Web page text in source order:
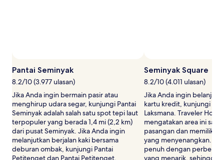
tambahan
mungkin
berlaku.
Pantai Seminyak
8.2/10 (3.977 ulasan)
Jika Anda ingin bermain pasir atau
menghirup udara segar, kunjungi Pantai
Seminyak adalah salah satu spot tepi laut
terpopuler yang berada 1,4 mi (2,2 km)
dari pusat Seminyak. Jika Anda ingin
melanjutkan berjalan kaki bersama
deburan ombak, kunjungi Pantai
Petitenget dan Pantai Petitenget,
Seminyak Square
8.2/10 (4.011 ulasan)
Jika Anda ingin belanja
kartu kredit, kunjungi
Laksmana. Traveler
mengatakan area ini
pasangan dan memiliki
yang menyenangkan.
penuh dengan
yang menarik, sehingga